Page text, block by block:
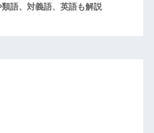
類語、対義語、英語も解説